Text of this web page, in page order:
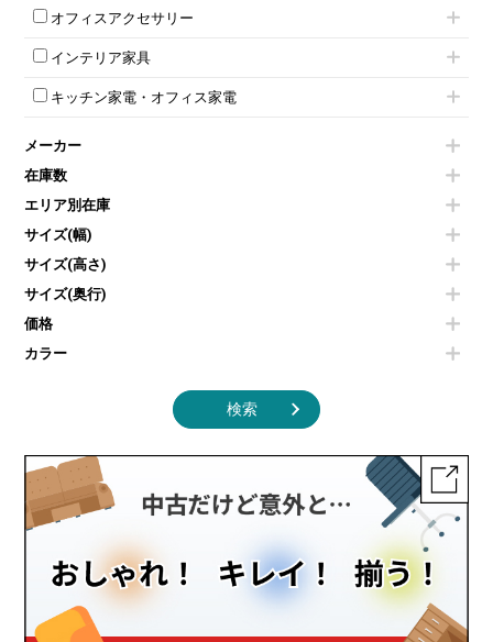
ダイヤル錠ロッカー
ワードローブ・クローゼット
会議テーブルW1800～
平行スタックテーブル
会議テーブルその他
ミーティングチェアその他
パーテーションその他
壁掛けホワイトボード
ホワイトボードその他
電話機（ビジネスフォン）
シュレッダー
スクリーン
その他OA機器
オフィスアクセサリー
チェア用台車
演台・講演台・演説台
防音パネル
コートハンガー・ポールハンガー
傘立て
食器棚・キッチンキャビネット
カタログスタンド
オフィスアクセサリーその他
インテリア家具
モールドチェア
ダイニングチェア
カウンターテーブル
センターテーブル・サイドテーブル
ベンチ・スツール
ソファ
シェルフ
ダストボックス（ゴミ箱）
インテリア家具その他
キッチン家電・オフィス家電
冷蔵庫・洗濯機
空気清浄機・加湿器
液晶テレビ・モニター類
エアコン
照明機器
掃除機
季節家電
メーカー
在庫数
エリア別在庫
サイズ(幅)
サイズ(高さ)
サイズ(奥行)
価格
カラー
検索